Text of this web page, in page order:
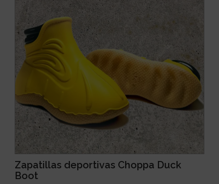
Zapatillas deportivas Choppa Duck
Boot